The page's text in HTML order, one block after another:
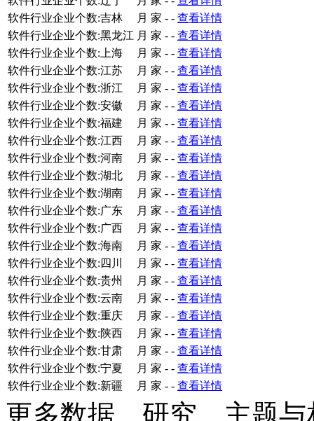
软件行业企业个数:吉林
月 家 - - 查看详情
软件行业企业个数:黑龙江 月 家 - - 查看详情
软件行业企业个数:上海
月 家 - - 查看详情
软件行业企业个数:江苏
月 家 - - 查看详情
软件行业企业个数:浙江
月 家 - - 查看详情
软件行业企业个数:安徽
月 家 - - 查看详情
软件行业企业个数:福建
月 家 - - 查看详情
软件行业企业个数:江西
月 家 - - 查看详情
软件行业企业个数:河南
月 家 - - 查看详情
软件行业企业个数:湖北
月 家 - - 查看详情
软件行业企业个数:湖南
月 家 - - 查看详情
软件行业企业个数:广东
月 家 - - 查看详情
软件行业企业个数:广西
月 家 - - 查看详情
软件行业企业个数:海南
月 家 - - 查看详情
软件行业企业个数:四川
月 家 - - 查看详情
软件行业企业个数:贵州
月 家 - - 查看详情
软件行业企业个数:云南
月 家 - - 查看详情
软件行业企业个数:重庆
月 家 - - 查看详情
软件行业企业个数:陕西
月 家 - - 查看详情
软件行业企业个数:甘肃
月 家 - - 查看详情
软件行业企业个数:宁夏
月 家 - - 查看详情
软件行业企业个数:新疆
月 家 - - 查看详情
更多数据、研究、主题